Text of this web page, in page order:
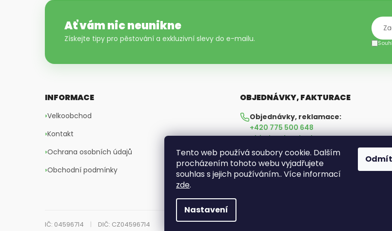
Tento web používá soubory cookie. Dalším
procházením tohoto webu vyjadřujete
souhlas s jejich používáním.. Více informací
zde.
Nastavení
Ať vám nic neunikne
Získejte tipy pro pěstování a exkluzivní slevy do e-mailu.
INFORMACE
Velkoobchod
Kontakt
Ochrana osobních údajů
Obchodní podmínky
OBJEDNÁVKY, FAKTURACE
Objednávky, reklamace:
+420 775 500 648
objednavky@hudetz.cz
Fakturace:
+420 608 830 920
IČ: 04596714 | DIČ: CZ04596714